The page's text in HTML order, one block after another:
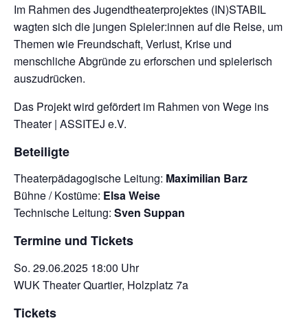
Im Rahmen des Jugendtheaterprojektes (IN)STABIL
wagten sich die jungen Spieler:innen auf die Reise, um
Themen wie Freundschaft, Verlust, Krise und
menschliche Abgründe zu erforschen und spielerisch
auszudrücken.
Das Projekt wird gefördert im Rahmen von Wege ins
Theater | ASSITEJ e.V.
Beteiligte
Theaterpädagogische Leitung: Maximilian Barz
Bühne / Kostüme: Elsa Weise
Technische Leitung: Sven Suppan
Termine und Tickets
So. 29.06.2025 18:00 Uhr
WUK Theater Quartier, Holzplatz 7a
Tickets